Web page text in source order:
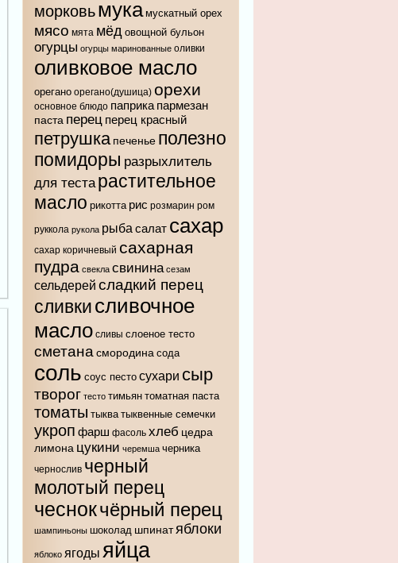
морковьмука мускатный орех
мясо мята мёд овощной бульон
огурцы огурцы маринованные оливки
оливковое масло
орегано орегано(душица) орехи
основное блюдо паприка пармезан
паста перец перец красный
петрушка печенье полезно
помидоры разрыхлитель
для теста растительное
масло рикотта рис розмарин ром
руккола рукола рыба салат сахар
сахар коричневый сахарная
пудра свекла свинина сезам
сельдерей сладкий перец
сливки сливочное
масло сливы слоеное тесто
сметана смородина сода
соль соус песто сухари сыр
творог тесто тимьян томатная паста
томаты тыква тыквенные семечки
укроп фарш фасоль хлеб цедра
лимона цукини черемша черника
чернослив черный
молотый перец
чеснокчёрный перец
шампиньоны шоколад шпинатяблоки
яблоко ягоды яйца